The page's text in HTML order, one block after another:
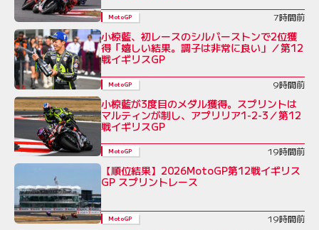
MotoGP 7時間前
小椋藍、初レースのシルバーストンで2位獲
得「嬉しい結果。調子は非常に良い」／第12
戦イギリスGP
MotoGP 9時間前
小椋藍が3度目のメダル獲得。スプリントは
マルティンが制し、アプリリア1-2-3／第12
戦イギリスGP
MotoGP 19時間前
【順位結果】2026MotoGP第12戦イギリス
GP スプリントレース
MotoGP 19時間前